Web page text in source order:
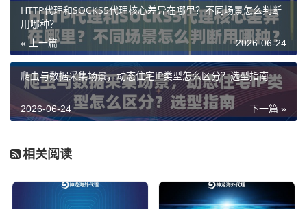
流量消耗模式等。
以常见的几类业务为例：
大规模数据采集与AI训练：这类业务通常需要长
期、高频、高流量地访问目标网站。对IP的消耗量
极大，且对成功率要求苛刻。不限量代理IP套餐的
优势就非常明显。它提供专属IP池，不限制IP使用
支撑AI模型训练所需的海量数据抓取，将不可预测
：对于运营多个海外
HTTP代理和SOCKS5代理核心差异在哪里？不同场景怎么判断
用哪种？
« 上一篇 2026-06-24
爬虫与数据采集场景，动态住宅IP类型怎么区分？选型指南
下一篇 »
2026-06-24
相关阅读